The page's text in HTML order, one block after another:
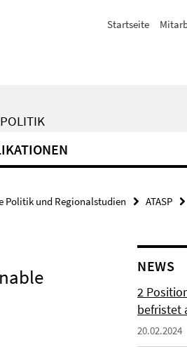
Startseite
Politik und Regionalstudien ATASP
NEWS
2
befristet
20.02.2024